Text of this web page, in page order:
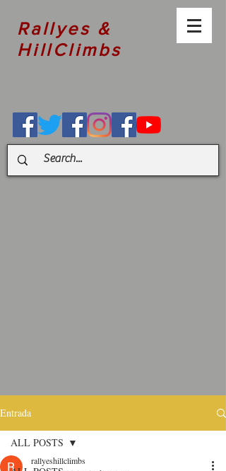
Rallyes &
HillClimbs
Entrada
ALL POSTS
rallyeshillclimbs